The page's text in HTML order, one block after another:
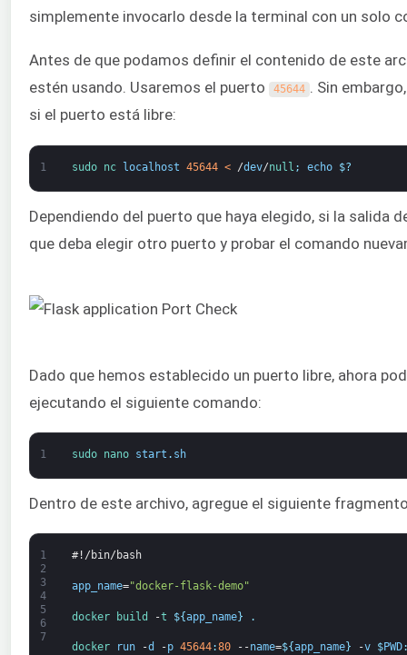
simplemente invocarlo desde la terminal con un solo
Antes de que podamos definir el contenido de este
estén usando. Usaremos el puerto
45644 . Sin
si el puerto está libre:
1 sudo nc localhost 45644 < /dev/null ; echo $?
Dependiendo del puerto que haya elegido, si la salida
que deba elegir otro puerto y probar el comando
Dado que hemos establecido un puerto libre, ahora
ejecutando el siguiente comando:
1 sudo nano start . sh
Dentro de este archivo, agregue el siguiente
1
2
3
4
5
6
7
#!/bin/bash
app_name="docker-flask-demo"
docker build -t ${app_name} .
docker run -d -p 45644:80 --name=${app_name} -v $PWD